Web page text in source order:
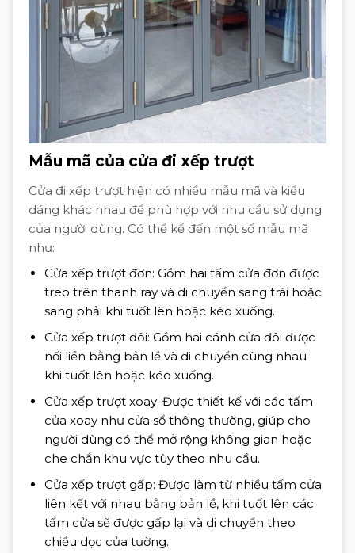
Mẫu mã của cửa đi xếp trượt
Cửa đi xếp trượt hiện có nhiều mẫu mã và kiểu
dáng khác nhau để phù hợp với nhu cầu sử dụng
của người dùng. Có thể kể đến một số mẫu mã
như:
Cửa xếp trượt đơn: Gồm hai tấm cửa đơn được
treo trên thanh ray và di chuyển sang trái hoặc
sang phải khi tuốt lên hoặc kéo xuống.
Cửa xếp trượt đôi: Gồm hai cánh cửa đôi được
nối liền bằng bản lề và di chuyển cùng nhau
khi tuốt lên hoặc kéo xuống.
Cửa xếp trượt xoay: Được thiết kế với các tấm
cửa xoay như cửa sổ thông thường, giúp cho
người dùng có thể mở rộng không gian hoặc
che chắn khu vực tùy theo nhu cầu.
Cửa xếp trượt gấp: Được làm từ nhiều tấm cửa
liên kết với nhau bằng bản lề, khi tuốt lên các
tấm cửa sẽ được gấp lại và di chuyển theo
chiều dọc của tường.